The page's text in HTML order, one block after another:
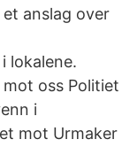
anslag over
lokalene.
oss Politiet
i
mot Urmaker